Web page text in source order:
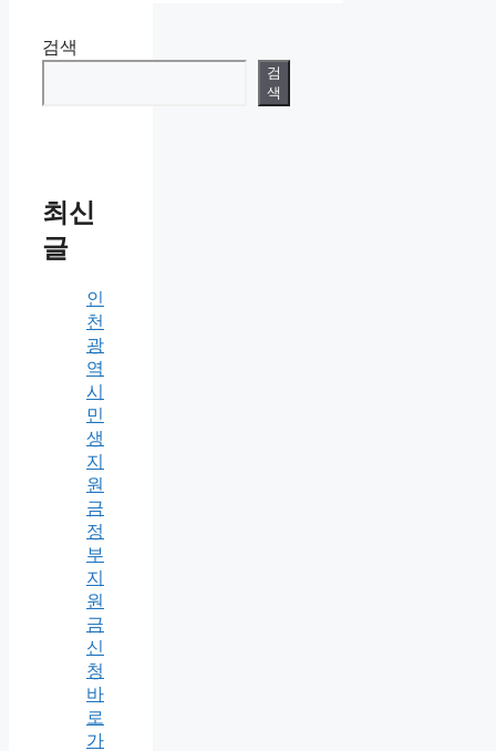
검색
검
색
최신
글
인
천
광
역
시
민
생
지
원
금
정
부
지
원
금
신
청
바
로
가